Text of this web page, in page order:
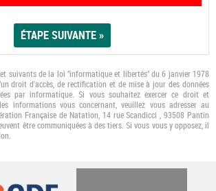
suivants de la loi "informatique et libertés" du 6 janvier 1978
droit d’accès, de rectification et de mise à jour des données
par informatique. Si vous souhaitez exercer ce droit et
informations vous concernant, veuillez vous adresser au
Française de Natation, 14 rue Scandicci , 93508 Pantin
être communiquées à des tiers. Si vous vous y opposez, il